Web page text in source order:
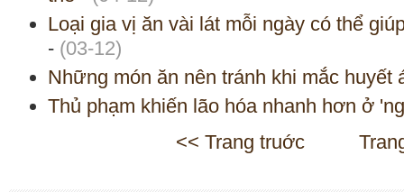
Loại gia vị ăn vài lát mỗi ngày có thể
- (03-12)
Những món ăn nên tránh khi mắc huyết
Thủ phạm khiến lão hóa nhanh hơn ở
<< Trang truớc